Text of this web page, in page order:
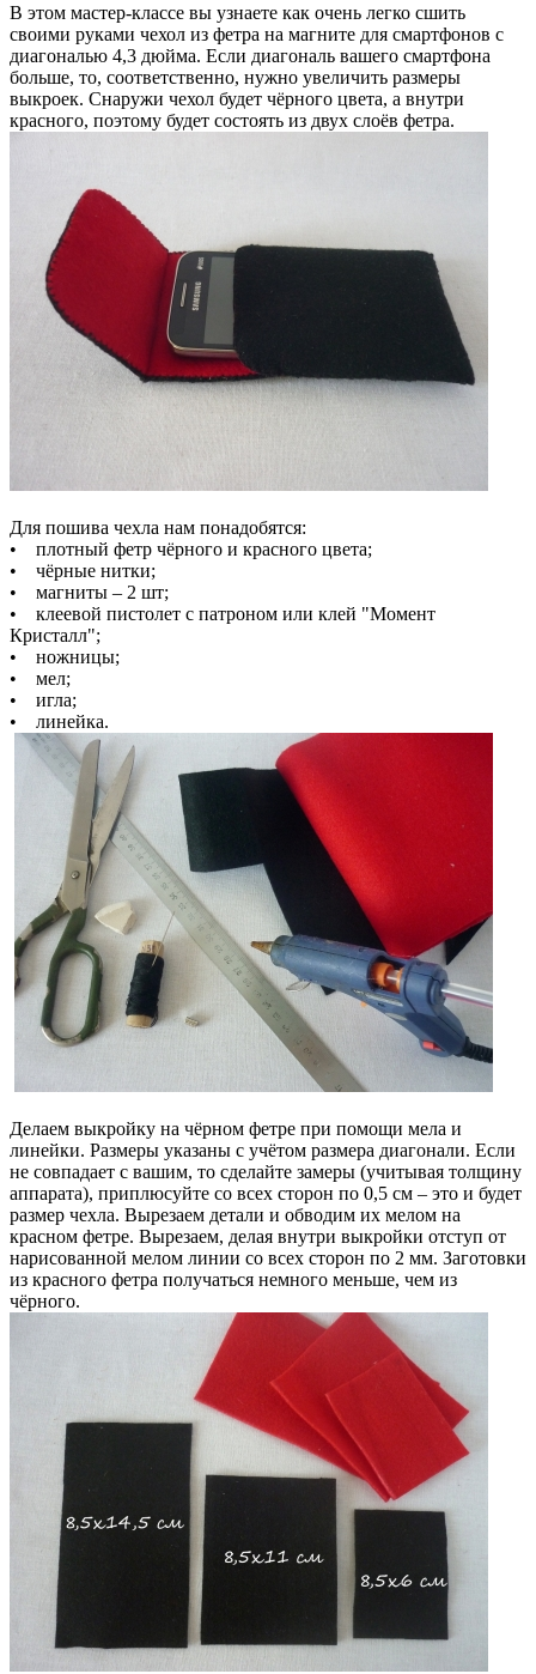
В этом мастер-классе вы узнаете как очень легко сшить
своими руками чехол из фетра на магните для смартфонов с
диагональю 4,3 дюйма. Если диагональ вашего смартфона
больше, то, соответственно, нужно увеличить размеры
выкроек. Снаружи чехол будет чёрного цвета, а внутри
красного, поэтому будет состоять из двух слоёв фетра.
Для пошива чехла нам понадобятся:
• плотный фетр чёрного и красного цвета;
• чёрные нитки;
• магниты – 2 шт;
• клеевой пистолет с патроном или клей "Момент
Кристалл";
• ножницы;
• мел;
• игла;
• линейка.
Делаем выкройку на чёрном фетре при помощи мела и
линейки. Размеры указаны с учётом размера диагонали. Если
не совпадает с вашим, то сделайте замеры (учитывая толщину
аппарата), приплюсуйте со всех сторон по 0,5 см – это и будет
размер чехла. Вырезаем детали и обводим их мелом на
красном фетре. Вырезаем, делая внутри выкройки отступ от
нарисованной мелом линии со всех сторон по 2 мм. Заготовки
из красного фетра получаться немного меньше, чем из
чёрного.